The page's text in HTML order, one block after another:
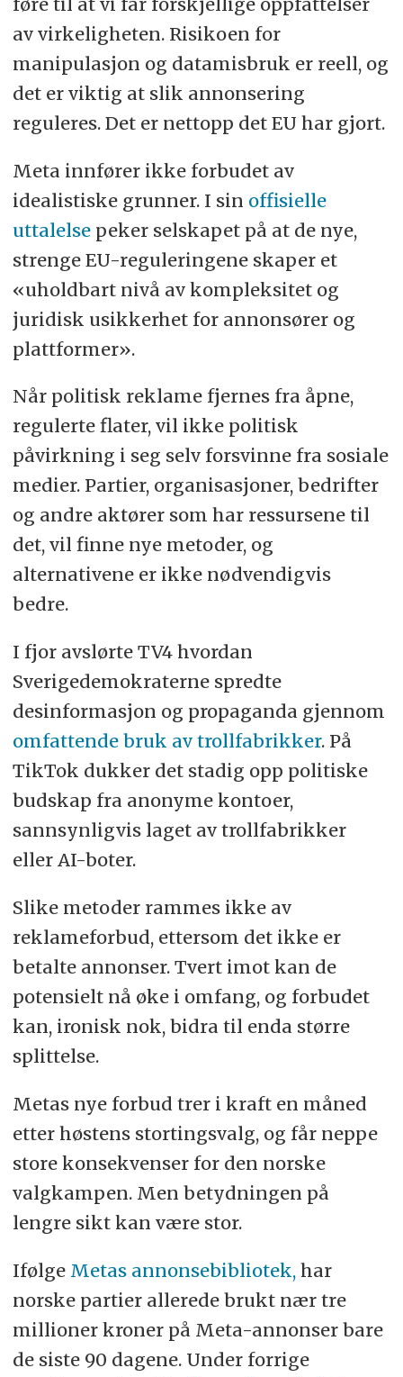
av virkeligheten. Risikoen for
manipulasjon og datamisbruk er reell, og
det er viktig at slik annonsering
reguleres. Det er nettopp det EU har gjort.
Meta innfører ikke forbudet av
idealistiske grunner. I sin offisielle
uttalelsepeker selskapet på at de nye,
strenge EU-reguleringene skaper et
«uholdbart nivå av kompleksitet og
juridisk usikkerhet for annonsører og
plattformer».
Når politisk reklame fjernes fra åpne,
regulerte flater, vil ikke politisk
påvirkning i seg selv forsvinne fra sosiale
medier. Partier, organisasjoner, bedrifter
og andre aktører som har ressursene til
det, vil finne nye metoder, og
alternativene er ikke nødvendigvis
bedre.
I fjor avslørte TV4 hvordan
Sverigedemokraterne spredte
desinformasjon og propaganda gjennom
omfattende bruk av trollfabrikker. På
TikTok dukker det stadig opp politiske
budskap fra anonyme kontoer,
sannsynligvis laget av trollfabrikker
eller AI-boter.
Slike metoder rammes ikke av
reklameforbud, ettersom det ikke er
betalte annonser. Tvert imot kan de
potensielt nå øke i omfang, og forbudet
kan, ironisk nok, bidra til enda større
splittelse.
Metas nye forbud trer i kraft en måned
etter høstens stortingsvalg, og får neppe
store konsekvenser for den norske
valgkampen. Men betydningen på
lengre sikt kan være stor.
Ifølge Metas annonsebibliotek,har
norske partier allerede brukt nær tre
millioner kroner på Meta-annonser bare
de siste 90 dagene. Under forrige